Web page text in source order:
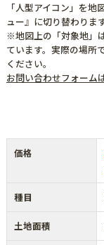
「人型アイコン」を
ュー』に切り替わります
※地図上の「対象地」
ています。実際の場所
ください。
お問い合わせフォーム
価格
種目
土地面積